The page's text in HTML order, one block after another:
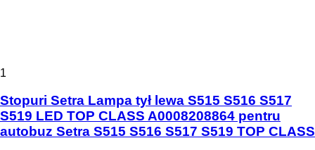
1
Stopuri Setra Lampa tył lewa S515 S516 S517
S519 LED TOP CLASS A0008208864 pentru
autobuz Setra S515 S516 S517 S519 TOP CLASS